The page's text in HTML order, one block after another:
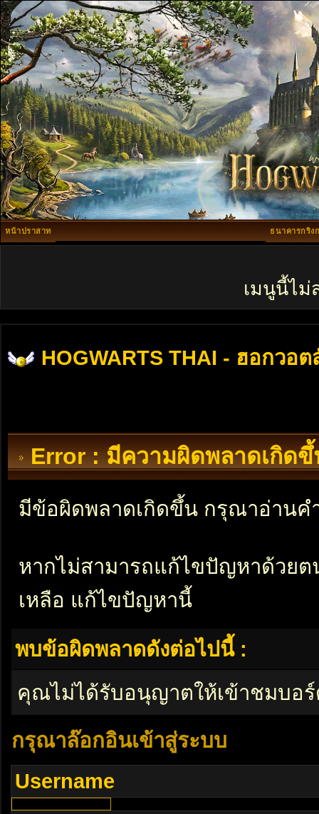
หน้าปราสาท ธนาคารกริง
เมนูนี้ไม่
HOGWARTS THAI - ฮอกวอต
Error : มีความผิดพลาดเกิดขึ้
มีข้อผิดพลาดเกิดขึ้น กรุณาอ่านค
หากไม่สามารถแก้ไขปัญหาด้วย
เหลือ แก้ไขปัญหานี้
พบข้อผิดพลาดดังต่อไปนี้ :
คุณไม่ได้รับอนุญาตให้เข้าชมบอ
กรุณาล๊อกอินเข้าสู่ระบบ
Username